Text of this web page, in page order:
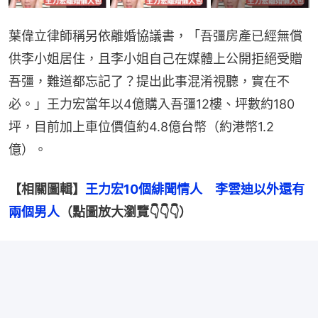
葉偉立律師稱另依離婚協議書，「吾彊房產已經無償
供李小姐居住，且李小姐自己在媒體上公開拒絕受贈
吾彊，難道都忘記了？提出此事混淆視聽，實在不
必。」王力宏當年以4億購入吾彊12樓、坪數約180
坪，目前加上車位價值約4.8億台幣（約港幣1.2
億）。
【相關圖輯】 王力宏10個緋聞情人　李雲迪以外還有
兩個男人（點圖放大瀏覽👇👇👇）